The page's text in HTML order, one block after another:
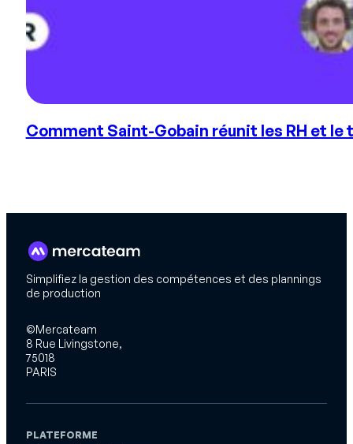
Comment Saint-Gobain réunit les RH et
Simplifiez la gestion des compétences et des plannings
de production
©Mercateam
8 Rue Livingstone,
75018
PARIS
PLATEFORME